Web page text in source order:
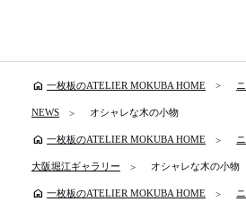
home 一枚板のATELIER MOKUBA HOME
NEWS オシャレな木の小物
home 一枚板のATELIER MOKUBA HOME
大阪堀江ギャラリー オシャレな木の小物
home 一枚板のATELIER MOKUBA HOME